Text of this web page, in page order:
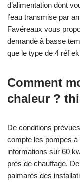
d’alimentation dont
l’eau transmise par
Favéreaux vous
demande à basse
que le type de 4 réf
Comment
chaleur ?
De conditions
compte les pompes à
informations sur 60
près de chauffage.
palmarès des